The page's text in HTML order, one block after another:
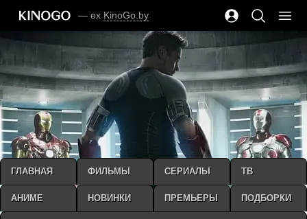
— ex KinoGo.by
ГЛАВНАЯ ФИЛЬМЫ СЕРИАЛЫ ТВ
АНИМЕ НОВИНКИ ПРЕМЬЕРЫ ПОДБОРКИ